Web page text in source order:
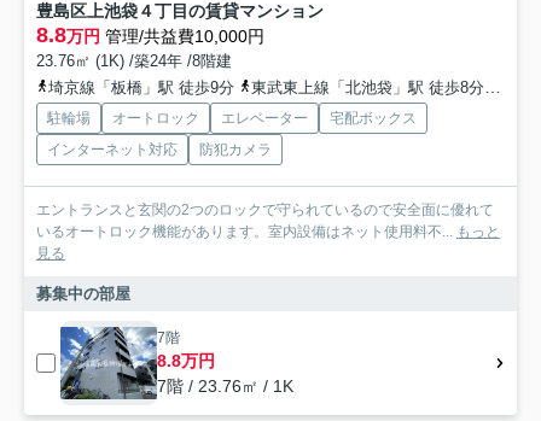
豊島区上池袋４丁目の賃貸マンション
8.8万円 管理/共益費10,000円
23.76㎡ (1K) /築24年 /8階建
埼京線「板橋」駅 徒歩9分
東武東上線「北池袋」駅 徒歩8分
駐輪場 オートロック エレベーター
宅配ボックス
インターネット対応
防犯カメラ
エントランスと玄関の2つのロックで守られているので安全面に優れて
いるオートロック機能があります。室内設備はネット使用料不... もっと
見る
募集中の部屋
7階
8.8万円
7階 / 23.76㎡ / 1K